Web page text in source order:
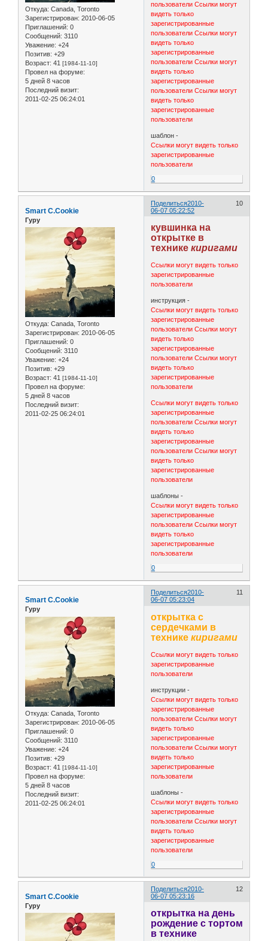
Откуда: Canada, Toronto
Зарегистрирован: 2010-06-05
Приглашений: 0
Сообщений: 3110
Уважение: +24
Позитив: +29
Возраст: 41 [1984-11-10]
Провел на форуме:
5 дней 8 часов
Последний визит:
2011-02-25 06:24:01
пользователи Ссылки могут
видеть только
зарегистрированные
пользователи Ссылки могут
видеть только
зарегистрированные
пользователи Ссылки могут
видеть только
зарегистрированные
пользователи Ссылки могут
видеть только
зарегистрированные
пользователи
шаблон -
Ссылки могут видеть только
зарегистрированные
пользователи
0
Поделиться 10
2010-
06-07 05:22:52
Smart C.Cookie
Гуру
Откуда: Canada, Toronto
Зарегистрирован: 2010-06-05
Приглашений: 0
Сообщений: 3110
Уважение: +24
Позитив: +29
Возраст: 41 [1984-11-10]
Провел на форуме:
5 дней 8 часов
Последний визит:
2011-02-25 06:24:01
кувшинка на
открытке в
техникекиригами
Ссылки могут видеть только
зарегистрированные
пользователи
инструкция -
Ссылки могут видеть только
зарегистрированные
пользователи Ссылки могут
видеть только
зарегистрированные
пользователи Ссылки могут
видеть только
зарегистрированные
пользователи
Ссылки могут видеть только
зарегистрированные
пользователи Ссылки могут
видеть только
зарегистрированные
пользователи Ссылки могут
видеть только
зарегистрированные
пользователи
шаблоны -
Ссылки могут видеть только
зарегистрированные
пользователи Ссылки могут
видеть только
зарегистрированные
пользователи
0
Поделиться 11
2010-
06-07 05:23:04
Smart C.Cookie
Гуру
Откуда: Canada, Toronto
Зарегистрирован: 2010-06-05
Приглашений: 0
Сообщений: 3110
Уважение: +24
Позитив: +29
Возраст: 41 [1984-11-10]
Провел на форуме:
5 дней 8 часов
Последний визит:
2011-02-25 06:24:01
открытка с
сердечками в
техникекиригами
Ссылки могут видеть только
зарегистрированные
пользователи
инструкции -
Ссылки могут видеть только
зарегистрированные
пользователи Ссылки могут
видеть только
зарегистрированные
пользователи Ссылки могут
видеть только
зарегистрированные
пользователи
шаблоны -
Ссылки могут видеть только
зарегистрированные
пользователи Ссылки могут
видеть только
зарегистрированные
пользователи
0
Поделиться 12
2010-
06-07 05:23:16
Smart C.Cookie
Гуру
открытка на день
рождение с тортом
в технике